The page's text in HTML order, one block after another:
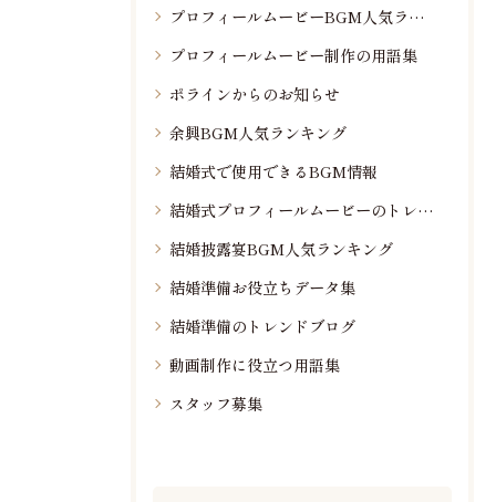
プロフィールムービーBGM人気ランキング
プロフィールムービー制作の用語集
ポラインからのお知らせ
余興BGM人気ランキング
結婚式で使用できるBGM情報
結婚式プロフィールムービーのトレンド情報
結婚披露宴BGM人気ランキング
結婚準備お役立ちデータ集
結婚準備のトレンドブログ
動画制作に役立つ用語集
スタッフ募集